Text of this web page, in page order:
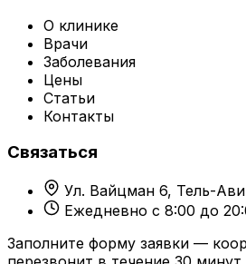
О клинике
Врачи
Заболевания
Цены
Статьи
Контакты
Связаться
Ул. Вайцман 6, Тель-
Ежедневно с 8:00 до
Заполните форму заявки —